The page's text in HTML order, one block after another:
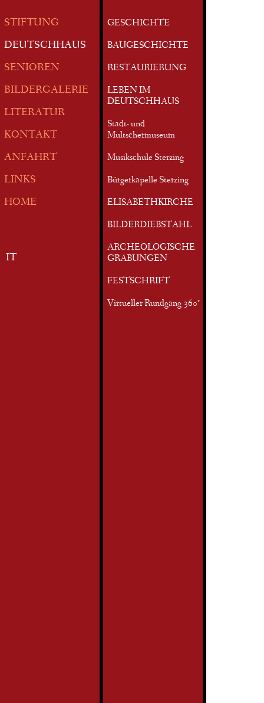
STIFTUNG
DEUTSCHHAUS
SENIOREN
BILDERGALERIE
LITERATUR
KONTAKT
ANFAHRT
LINKS
HOME
IT
GESCHICHTE
BAUGESCHICHTE
RESTAURIERUNG
LEBEN IM
DEUTSCHHAUS
Stadt- und
Multschermuseum
Musikschule Sterzing
Bürgerkapelle Sterzing
ELISABETHKIRCHE
BILDERDIEBSTAHL
ARCHEOLOGISCHE
GRABUNGEN
FESTSCHRIFT
Virtueller Rundgang 360°